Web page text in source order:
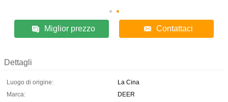
Miglior prezzo Contattaci
Dettagli
Luogo di origine:
La Cina
Marca:
DEER